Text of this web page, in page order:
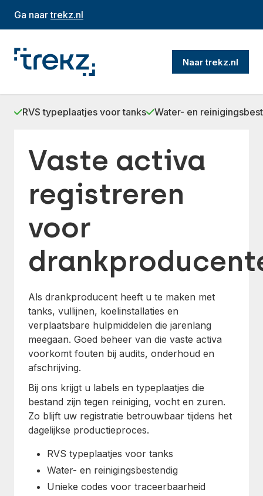
Ga naartrekz.nl
Naar trekz.nl
RVS typeplaatjes voor tanks Water- en
Vaste activa
registreren
voor
Als drankproducent heeft u te maken met
tanks, vullijnen, koelinstallaties en
verplaatsbare hulpmiddelen die jarenlang
meegaan. Goed beheer van die vaste activa
voorkomt fouten bij audits, onderhoud en
afschrijving.
Bij ons krijgt u labels en typeplaatjes die
bestand zijn tegen reiniging, vocht en zuren.
Zo blijft uw registratie betrouwbaar tijdens het
dagelijkse productieproces.
RVS typeplaatjes voor tanks
Water- en reinigingsbestendig
Unieke codes voor traceerbaarheid